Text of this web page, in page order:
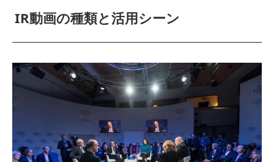
IR動画の種類と活用シーン